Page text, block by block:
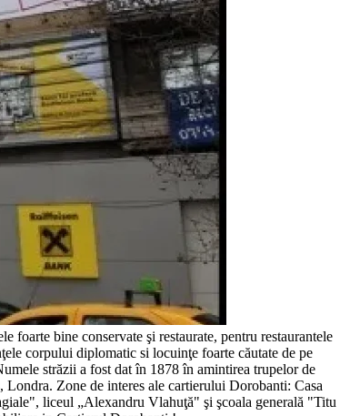
foarte bine conservate şi restaurate, pentru restaurantele
corpului diplomatic si locuinţe foarte căutate de pe
străzii a fost dat în 1878 în amintirea trupelor de
Londra. Zone de interes ale cartierului Dorobanti: Casa
liceul „Alexandru Vlahuţă" şi şcoala generală "Titu